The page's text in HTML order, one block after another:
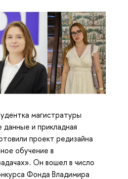
магистратуры
и прикладная
проект редизайна
обучение в
Он вошел в число
Фонда Владимира